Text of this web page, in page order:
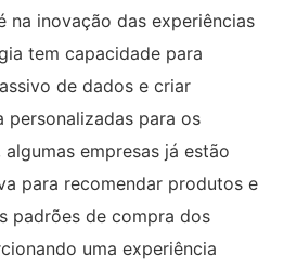
na inovação das experiências
tem capacidade para
de dados e criar
personalizadas para os
empresas já estão
para recomendar produtos e
padrões de compra dos
uma experiência